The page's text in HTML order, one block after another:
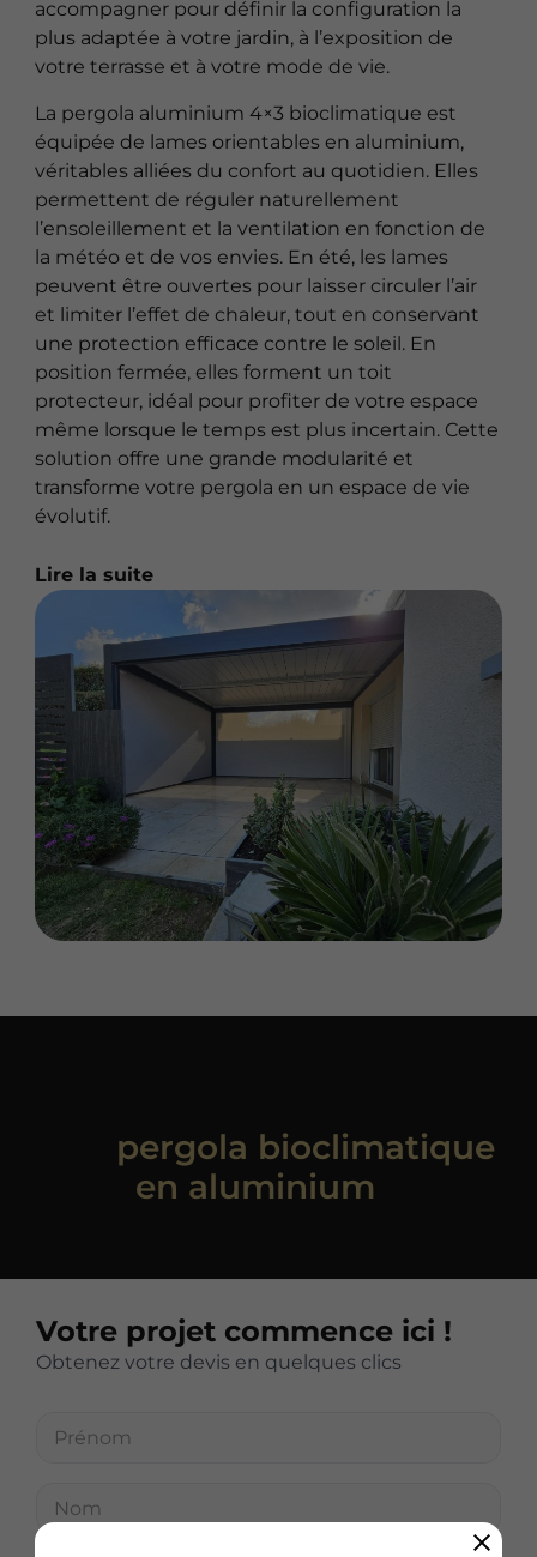
accompagner pour définir la configuration la
plus adaptée à votre jardin, à l’exposition de
votre terrasse et à votre mode de vie.
La pergola aluminium 4×3 bioclimatique est
équipée de lames orientables en aluminium,
véritables alliées du confort au quotidien. Elles
permettent de réguler naturellement
l’ensoleillement et la ventilation en fonction de
la météo et de vos envies. En été, les lames
peuvent être ouvertes pour laisser circuler l’air
et limiter l’effet de chaleur, tout en conservant
une protection efficace contre le soleil. En
position fermée, elles forment un toit
protecteur, idéal pour profiter de votre espace
même lorsque le temps est plus incertain. Cette
solution offre une grande modularité et
transforme votre pergola en un espace de vie
évolutif.
Lire la suite
pergola bioclimatique
en aluminium
Votre projet commence ici !
Obtenez votre devis en quelques clics
m
m